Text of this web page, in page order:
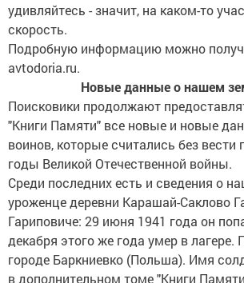
удивляйтесь - значит, на каком-то
скорость.
Подробную информацию можно
avtodoria.ru.
Новые данные о нашем
Поисковики продолжают
"Книги Памяти" все новые и новые
воинов, которые считались без
годы Великой Отечественной войны.
Среди последних есть и сведения о
уроженце деревни Карашай-Саклово
Гариповиче: 29 июня 1941 года он
декабря этого же года умер в лагере.
городе Баркниевко (Польша). Имя
в дополнительном томе "Книги